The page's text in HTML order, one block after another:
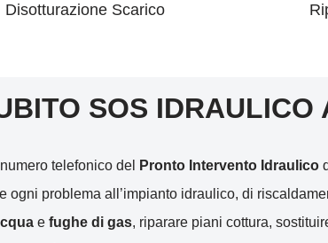
Disotturazione Scarico
SOS IDRAULICO
telefonico del Pronto Intervento Idraulico
ogni problema all’impianto idraulico, di
e fughe di gas, riparare piani cottura,